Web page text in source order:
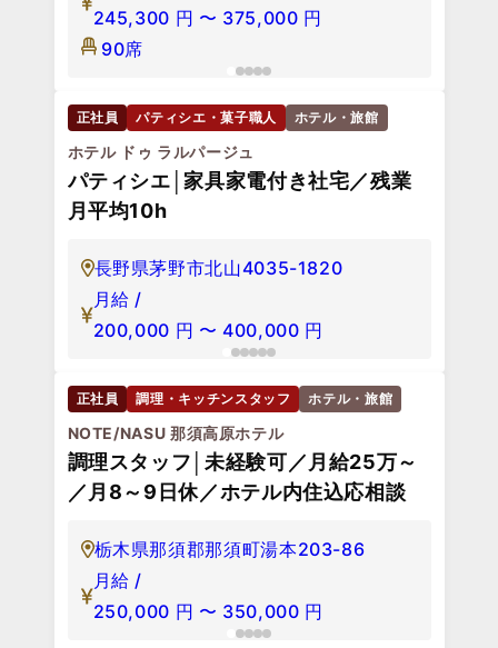
245,300 円 〜 375,000 円
90席
正社員 パティシエ・菓子職人 ホテル・旅館
ホテル ドゥ ラルパージュ
パティシエ│家具家電付き社宅／残業
月平均10h
長野県茅野市北山4035-1820
月給 /
200,000 円 〜 400,000 円
正社員 調理・キッチンスタッフ ホテル・旅館
NOTE/NASU 那須高原ホテル
調理スタッフ│未経験可／月給25万～
／月8～9日休／ホテル内住込応相談
栃木県那須郡那須町湯本203-86
月給 /
250,000 円 〜 350,000 円